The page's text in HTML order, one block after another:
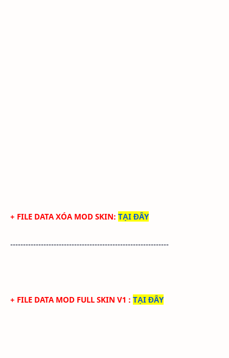
+ FILE DATA XÓA MOD SKIN: TẠI ĐÂY
--------------------------------------------------------------
+ FILE DATA MOD FULL SKIN V1 : TẠI ĐÂY